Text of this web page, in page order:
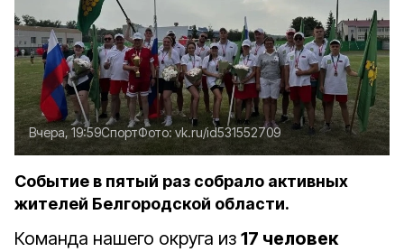
Вчера, 19:59СпортФото:vk.ru/id531552709
Событие в пятый раз собрало активных
жителей Белгородской области.
Команда нашего округа из 17 человек